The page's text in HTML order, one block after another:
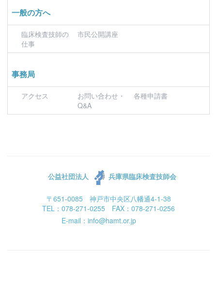
一般の方へ
臨床検査技師の
仕事
市民公開講座
事務局
アクセス
お問い合わせ・
Q&A
各種申請書
公益社団法人 兵庫県臨床検査技師会
〒651-0085 神戸市中央区八幡通4-1-38
TEL：078-271-0255 FAX：078-271-0256
E-mail：info@hamt.or.jp